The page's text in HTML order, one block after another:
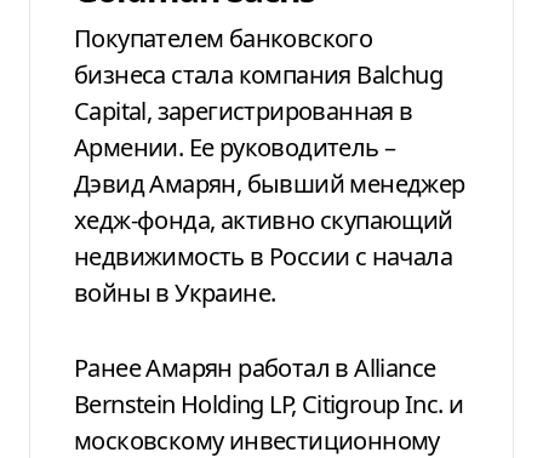
Покупателем банковского
бизнеса стала компания Balchug
Capital, зарегистрированная в
Армении. Ее руководитель –
Дэвид Амарян, бывший менеджер
хедж-фонда, активно скупающий
недвижимость в России с начала
войны в Украине.
Ранее Амарян работал в Alliance
Bernstein Holding LP, Citigroup Inc. и
московскому инвестиционному